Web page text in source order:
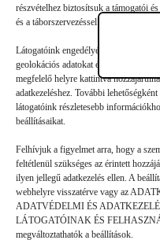
részvételhez biztosítsuk a támogatói
és a táborszervezéssel kapcsolatos
Látogatóink engedélyével mi és a
geolokációs adatokat és azonosítási
megfelelő helyre kattintva
adatkezeléshez. További
látogatóink részletesebb
beállításaikat.
Felhívjuk a figyelmet arra, hogy a
feltétlenül szükséges az érintett
ilyen jellegű adatkezelés ellen. A
webhelyre visszatérve vagy az
ADATVÉDELMI ÉS
LÁTOGATÓINAK ÉS
megváltoztathatók a beállítások.
Hozzászólás küldése